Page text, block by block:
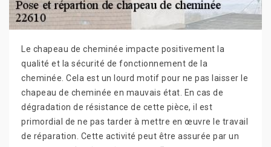
Le chapeau de cheminée impacte positivement la
qualité et la sécurité de fonctionnement de la
cheminée. Cela est un lourd motif pour ne pas laisser le
chapeau de cheminée en mauvais état. En cas de
dégradation de résistance de cette pièce, il est
primordial de ne pas tarder à mettre en œuvre le travail
de réparation. Cette activité peut être assurée par un